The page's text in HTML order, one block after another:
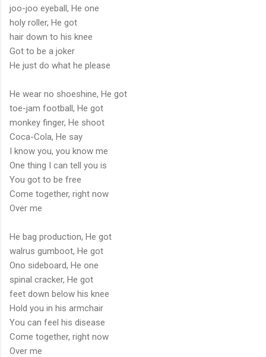
joo-joo eyeball, He one
holy roller, He got
hair down to his knee
Got to be a joker
He just do what he please
He wear no shoeshine, He got
toe-jam football, He got
monkey finger, He shoot
Coca-Cola, He say
I know you, you know me
One thing I can tell you is
You got to be free
Come together, right now
Over me
He bag production, He got
walrus gumboot, He got
Ono sideboard, He one
spinal cracker, He got
feet down below his knee
Hold you in his armchair
You can feel his disease
Come together, right now
Over me